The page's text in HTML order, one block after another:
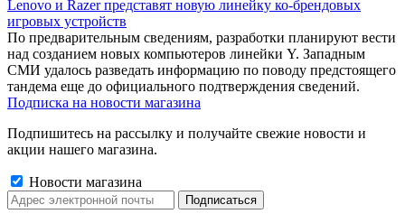
Lenovo и Razer представят новую линейку ко-брендовых
игровых устройств
По предварительным сведениям, разработки планируют вести
над созданием новых компьютеров линейки Y. Западным
СМИ удалось разведать информацию по поводу предстоящего
тандема еще до официального подтверждения сведений.
Подписка на новости магазина
Подпишитесь на рассылку и получайте свежие новости и
акции нашего магазина.
Новости магазина